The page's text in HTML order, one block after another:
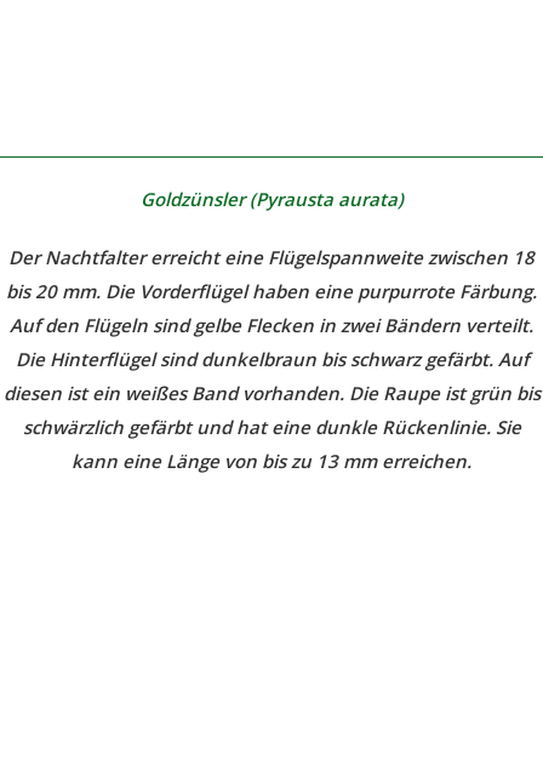
Goldzünsler (Pyrausta aurata)
Der Nachtfalter erreicht eine Flügelspannweite zwischen 18
bis 20 mm. Die Vorderflügel haben eine purpurrote Färbung.
Auf den Flügeln sind gelbe Flecken in zwei Bändern verteilt.
Die Hinterflügel sind dunkelbraun bis schwarz gefärbt. Auf
diesen ist ein weißes Band vorhanden. Die Raupe ist grün bis
schwärzlich gefärbt und hat eine dunkle Rückenlinie. Sie
kann eine Länge von bis zu 13 mm erreichen.